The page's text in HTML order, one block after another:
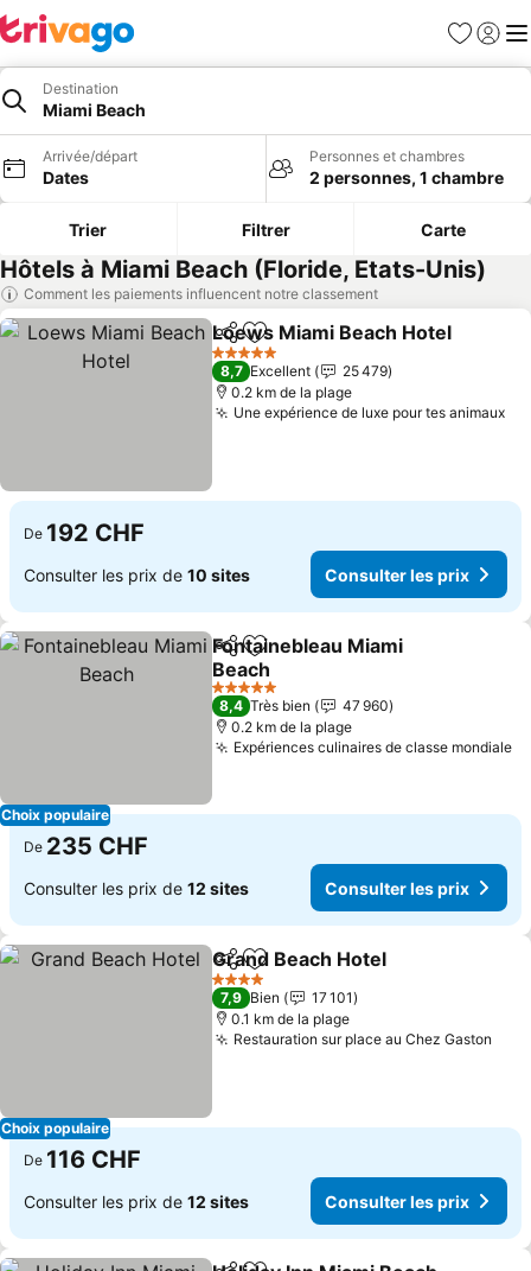
Favoris
Se
Destination
Miami Beach
Arrivée/départ
Dates
Personnes et chambres
2 personnes, 1 chambre
Trier Filtrer Carte
Hôtels à Miami Beach (Floride, Etats-Unis)
Comment les paiements influencent notre classement
PartagerAjouter à mes favoris
Loews Miami Beach Hotel
5 Étoiles
8,7 Excellent
25 479
0.2 km de la plage
Une expérience de luxe pour tes animaux
De 192 CHF
Consulter les prix de 10 sites Consulter les prix
Choix populaire
PartagerAjouter à mes favoris
Fontainebleau Miami
Beach
5 Étoiles
8,4 Très bien
47 960
0.2 km de la plage
Expériences culinaires de classe mondiale
De 235 CHF
Consulter les prix de 12 sites Consulter les prix
Choix populaire
PartagerAjouter à mes favoris
Grand Beach Hotel
4 Étoiles
7,9 Bien
17 101
0.1 km de la plage
Restauration sur place au Chez Gaston
De 116 CHF
Consulter les prix de 12 sites Consulter les prix